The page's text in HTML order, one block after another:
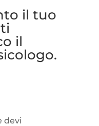
il tuo
il
devi